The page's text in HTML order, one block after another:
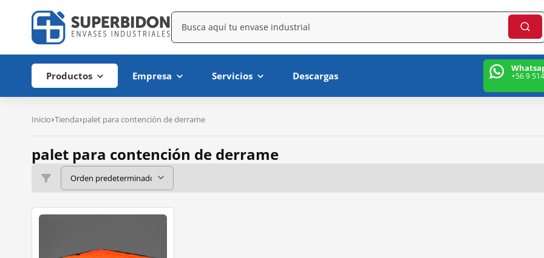
Productos Empresa Servicios Descargas +56 9
Inicio Tienda palet para contención de derrame
palet para contención de derrame